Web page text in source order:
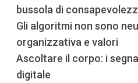
bussola di
Gli algoritmi non sono
organizzativa e valori
Ascoltare il corpo: i
digitale